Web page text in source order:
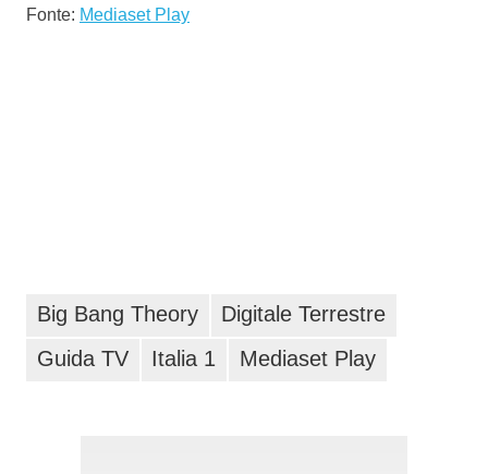
Fonte: Mediaset Play
Big Bang Theory
Digitale Terrestre
Guida TV
Italia 1 Mediaset Play